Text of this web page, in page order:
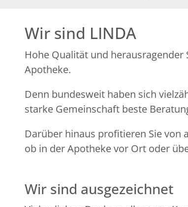
Wir sind LINDA
Hohe Qualität und herausragender
Apotheke.
Denn bundesweit haben sich
starke Gemeinschaft beste
Darüber hinaus profitieren Sie von
ob in der Apotheke vor Ort oder
Wir sind ausgezeichnet